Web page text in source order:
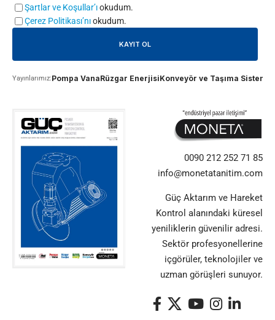
Şartlar ve Koşullar’ıokudum.
Çerez Politikası’nıokudum.
Yayınlarımız:Pompa VanaRüzgar EnerjisiKonveyör ve Taşıma
0090 212 252 71 85
info@monetatanitim.com
Güç Aktarım ve Hareket
Kontrol alanındaki küresel
yeniliklerin güvenilir adresi.
Sektör profesyonellerine
içgörüler, teknolojiler ve
uzman görüşleri sunuyor.